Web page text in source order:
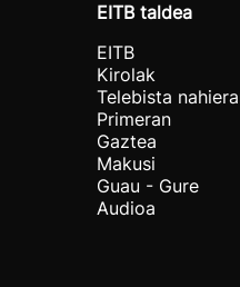
EITB taldea
EITB
Kirolak
Telebista
Primeran
Gaztea
Makusi
Guau - Gure
Audioa